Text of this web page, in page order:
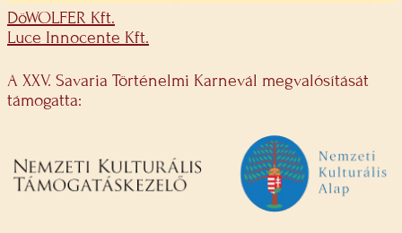
DöWOLFER Kft.
Luce Innocente Kft.
A XXV. Savaria Történelmi Karnevál megvalósítását
támogatta: